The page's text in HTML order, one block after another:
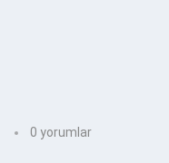
0 yorumlar